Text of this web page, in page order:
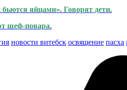
бьются яйцами». Говорят дети.
шеф-повара.
новости витебск освящение пасха